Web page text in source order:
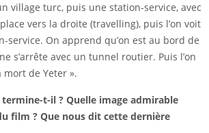
village turc, puis une station-service, avec
vers la droite (travelling), puis l’on voit
service. On apprend qu’on est au bord de
s’arrête avec un tunnel routier. Puis l’on
mort de Yeter ».
termine-t-il ? Quelle image admirable
film ? Que nous dit cette dernière